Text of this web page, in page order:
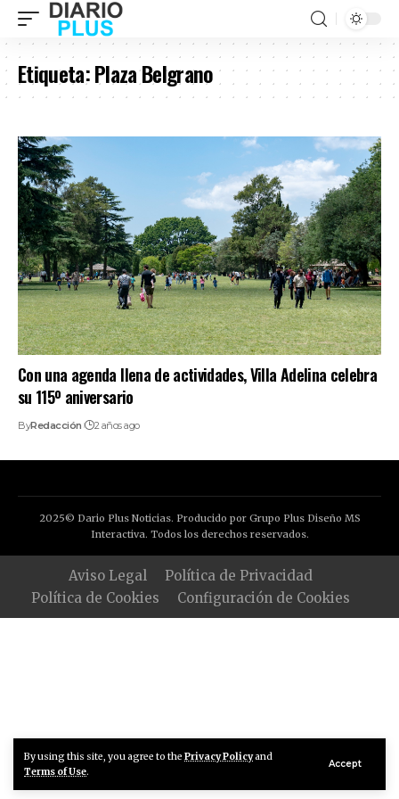
By using this site, you agree to the Privacy Policyand
Terms of Use.
Accept
Etiqueta:Plaza Belgrano
Con una agenda llena de actividades, Villa Adelina celebra
su 115º aniversario
ByRedacción 2 años ago
2025© Dario Plus Noticias. Producido por Grupo Plus Diseño MS
Interactiva. Todos los derechos reservados.
Aviso Legal
Política de Privacidad
Política de Cookies
Configuración de Cookies